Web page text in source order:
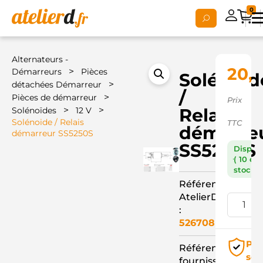
0
Alternateurs -
Démarreurs
>
Pièces
détachées Démarreur
>
Pièces de démarreur >
Solénoïdes > 12 V >
Solénoide / Relais
démarreur SS5250S
/
Relais
SS5250S
Référence
AtelierD
:
526708
Référence
Prix
TTC
( 10 en
stock )